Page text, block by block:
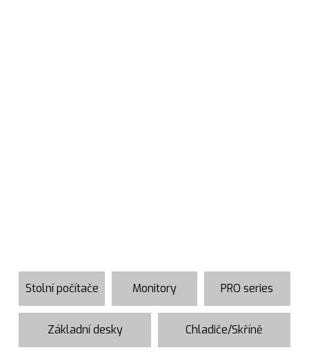
Stolní počítače Monitory PRO series
Základní desky Chladiče/Skříně